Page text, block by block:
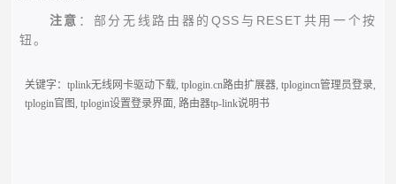
注意 ：部分无线路由器的 QSS 与 RESET 共用一个按
钮。
关键字：tplink无线网卡驱动下载 ,tplogin.cn路由扩展器 ,tplogincn管理员登录
tplogin官图 ,tplogin设置登录界面 路由器tp-link说明书